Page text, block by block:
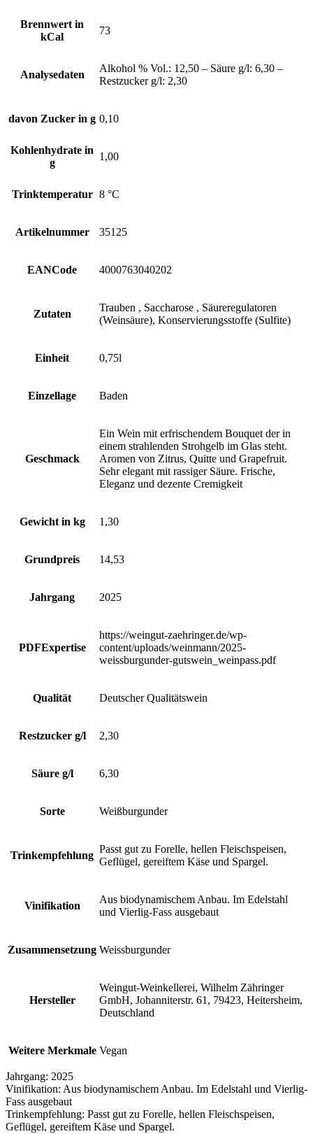
Brennwert in
kCal
73
Analysedaten
Alkohol % Vol.: 12,50 – Säure g/l: 6,30 –
Restzucker g/l: 2,30
davon Zucker in g 0,10
Kohlenhydrate in
g
1,00
Trinktemperatur 8 °C
Artikelnummer 35125
EANCode 4000763040202
Zutaten
Trauben , Saccharose , Säureregulatoren
(Weinsäure), Konservierungsstoffe (Sulfite)
Einheit 0,75l
Einzellage Baden
Geschmack
Ein Wein mit erfrischendem Bouquet der in
einem strahlenden Strohgelb im Glas steht.
Aromen von Zitrus, Quitte und Grapefruit.
Sehr elegant mit rassiger Säure. Frische,
Eleganz und dezente Cremigkeit
Gewicht in kg 1,30
Grundpreis 14,53
Jahrgang 2025
PDFExpertise
https://weingut-zaehringer.de/wp-
content/uploads/weinmann/2025-
weissburgunder-gutswein_weinpass.pdf
Qualität Deutscher Qualitätswein
Restzucker g/l 2,30
Säure g/l 6,30
Sorte Weißburgunder
Trinkempfehlung
Passt gut zu Forelle, hellen Fleischspeisen,
Geflügel, gereiftem Käse und Spargel.
Vinifikation
Aus biodynamischem Anbau. Im Edelstahl
und Vierlig-Fass ausgebaut
Zusammensetzung Weissburgunder
Hersteller
Weingut-Weinkellerei, Wilhelm Zähringer
GmbH, Johanniterstr. 61, 79423, Heitersheim,
Deutschland
Weitere Merkmale Vegan
Jahrgang: 2025
Vinifikation: Aus biodynamischem Anbau. Im Edelstahl und Vierlig-
Fass ausgebaut
Trinkempfehlung: Passt gut zu Forelle, hellen Fleischspeisen,
Geflügel, gereiftem Käse und Spargel.